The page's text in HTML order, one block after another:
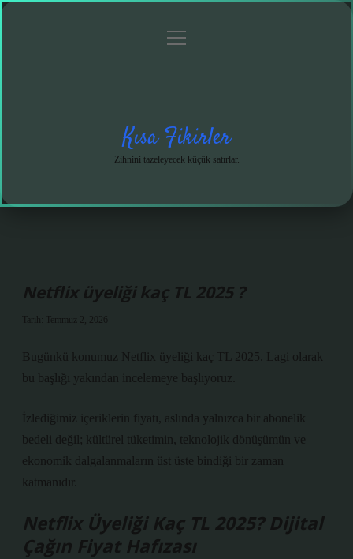
menüyü
Kısa Fikirler
Zihnini tazeleyecek küçük satırlar.
Netflix üyeliği kaç TL 2025 ?
Tarih: Temmuz 2, 2026
Bugünkü konumuz Netflix üyeliği kaç TL 2025. Lagi olarak
bu başlığı yakından incelemeye başlıyoruz.
İzlediğimiz içeriklerin fiyatı, aslında yalnızca bir abonelik
bedeli değil; kültürel tüketimin, teknolojik dönüşümün ve
ekonomik dalgalanmaların üst üste bindiği bir zaman
katmanıdır.
Netflix Üyeliği Kaç TL 2025? Dijital
Çağın Fiyat Hafızası